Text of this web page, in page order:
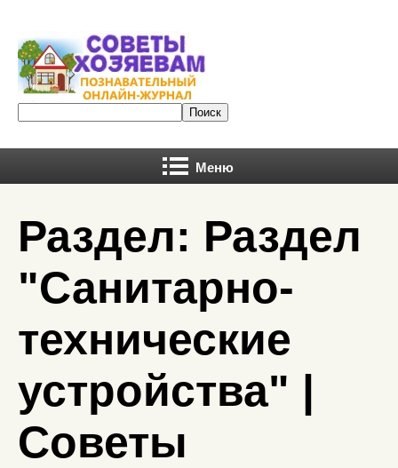
Меню
Раздел: Раздел
"Санитарно-
технические
устройства" |
Советы